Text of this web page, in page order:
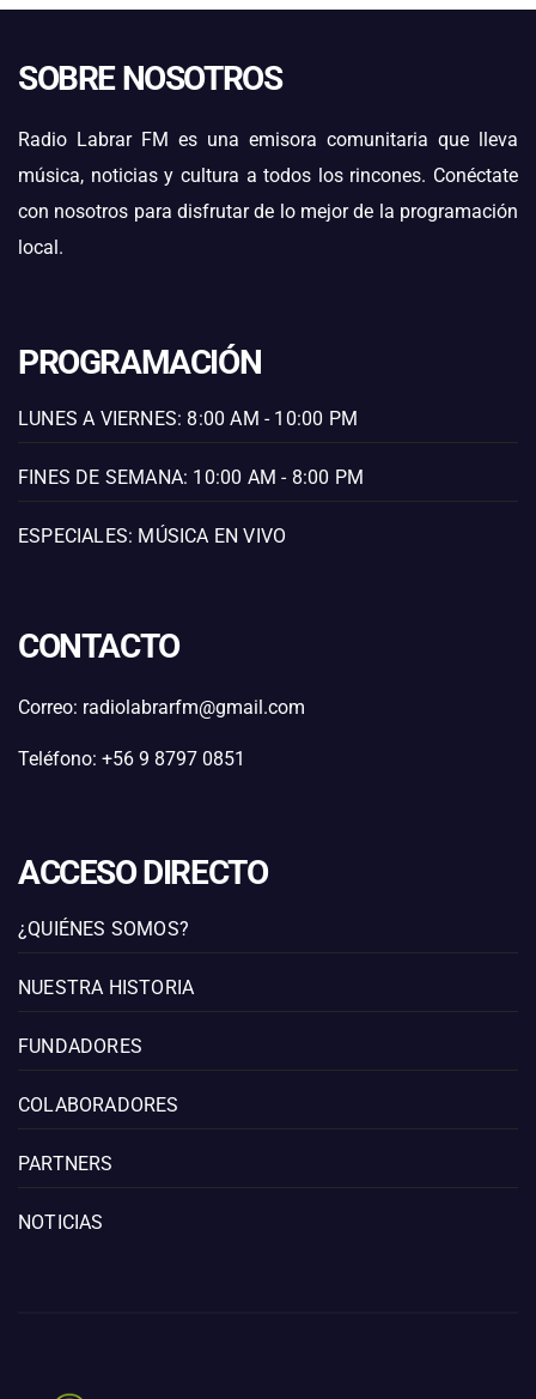
SOBRE NOSOTROS
Radio Labrar FM es una emisora comunitaria que lleva
música, noticias y cultura a todos los rincones. Conéctate
con nosotros para disfrutar de lo mejor de la programación
local.
PROGRAMACIÓN
LUNES A VIERNES: 8:00 AM - 10:00 PM
FINES DE SEMANA: 10:00 AM - 8:00 PM
ESPECIALES: MÚSICA EN VIVO
CONTACTO
Correo: radiolabrarfm@gmail.com
Teléfono: +56 9 8797 0851
ACCESO DIRECTO
¿QUIÉNES SOMOS?
NUESTRA HISTORIA
FUNDADORES
COLABORADORES
PARTNERS
NOTICIAS